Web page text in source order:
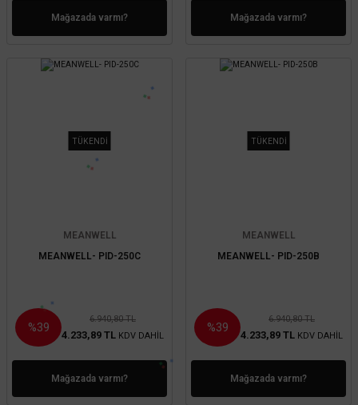
Mağazada varmı? Mağazada varmı?
TÜKENDİ
MEANWELL
MEANWELL- PID-250C
%39
6.940,80 TL
4.233,89 TL KDV DAHİL
Mağazada varmı?
TÜKENDİ
MEANWELL
MEANWELL- PID-250B
%39
6.940,80 TL
4.233,89 TL KDV DAHİL
Mağazada varmı?